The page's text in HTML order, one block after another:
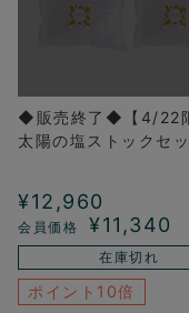
◆販売終了◆【4/22
太陽の塩ストックセッ
¥12,960
¥11,340
在庫切れ
ポイント10倍